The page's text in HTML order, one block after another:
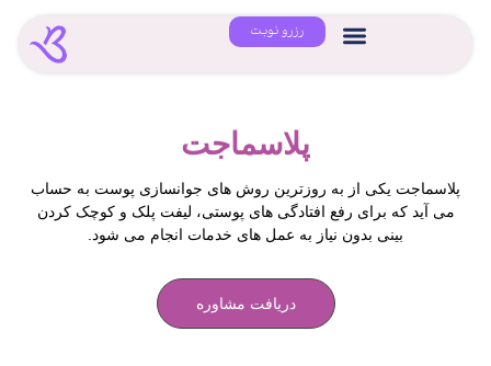
رزرو نوبت
پلاسماجت
پلاسماجت یکی از به روزترین روش های جوانسازی پوست به حساب
می آید که برای رفع افتادگی های پوستی، لیفت پلک و کوچک کردن
بینی بدون نیاز به عمل های خدمات انجام می شود.
دریافت مشاوره